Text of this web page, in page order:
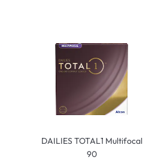
DAILIES TOTAL1 Multifocal
90